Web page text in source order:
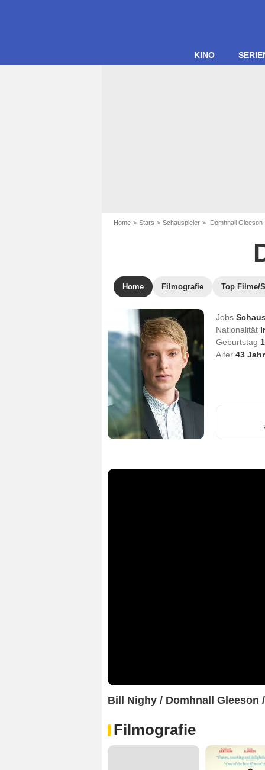
KINO
Home Stars Schauspieler Domhnall Gleeson
Home Filmografie Top Filme/
Jobs
Nationalität
Geburtstag
Alter 43
Bill Nighy / Domhnall Gleeson
Filmografie